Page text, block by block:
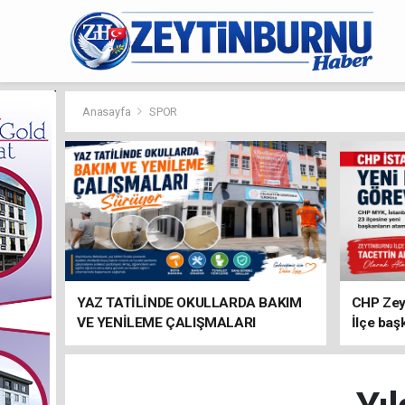
Anasayfa SPOR
YAZ TATİLİNDE OKULLARDA BAKIM
VE YENİLEME ÇALIŞMALARI
SÜRÜYOR
CHP
İlçe
atandı